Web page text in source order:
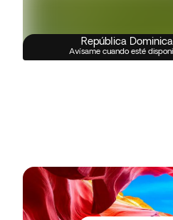
República
Avísame cuando esté